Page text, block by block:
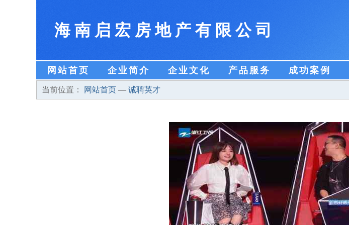
海南启宏房地产有限公司
网站首页 企业简介 企业文化 产品服务 成功案例
当前位置： 网站首页 — 诚聘英才